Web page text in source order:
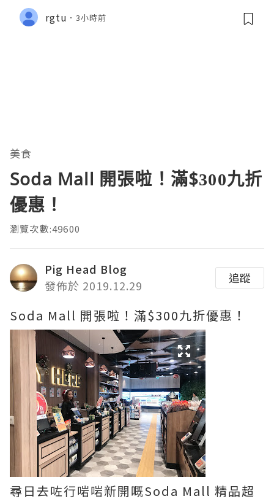
rgtu 3小時前
美食
Soda Mall 開張啦！滿$300九折
優惠！
瀏覽次數:49600
Pig Head Blog
發佈於 2019.12.29
追蹤
Soda Mall 開張啦！滿$300九折優惠！
尋日去咗行啱啱新開嘅Soda Mall 精品超